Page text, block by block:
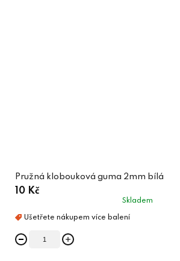
Pružná klobouková guma 2mm bílá
10 Kč
Skladem